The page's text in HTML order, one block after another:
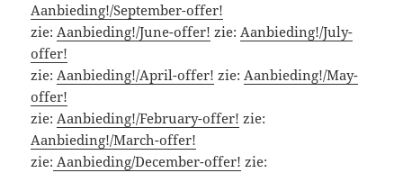
Aanbieding!/September-offer!
zie:Aanbieding!/June-offer! zie:Aanbieding!/July-
offer!
zie:Aanbieding!/April-offer! zie:Aanbieding!/May-
offer!
zie:Aanbieding!/February-offer! zie:
Aanbieding!/March-offer!
zie: Aanbieding/December-offer! zie: